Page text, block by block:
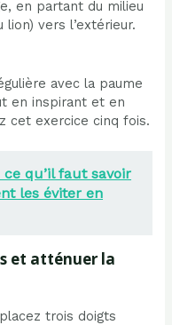
en partant du milieu
vers l’extérieur.
avec la paume
en inspirant et en
cet exercice cinq fois.
qu’il faut savoir
les éviter en
et atténuer la
trois doigts